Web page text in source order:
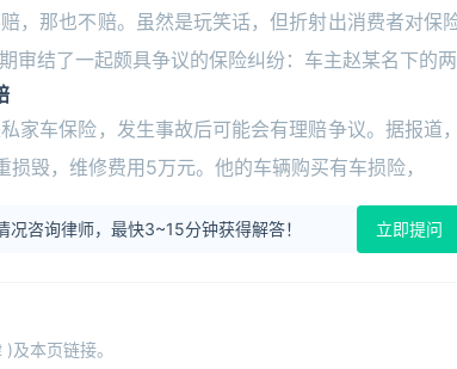
，那也不赔。虽然是玩笑话，但折射出消费者对保
审结了一起颇具争议的保险纠纷：车主赵某名下的两
车保险，发生事故后可能会有理赔争议。据报道，
毁，维修费用5万元。他的车辆购买有车损险，
咨询律师，最快3~15分钟获得解答！ 立即提问
本页链接。